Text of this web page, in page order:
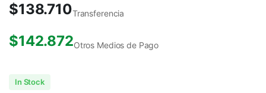
$138.710Transferencia
$142.872Otros Medios de Pago
In Stock